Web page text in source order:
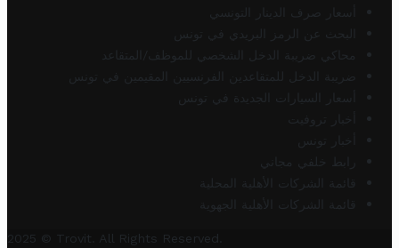
أسعار صرف الدينار التونسي
البحث عن الرمز البريدي في تونس
محاكي ضريبة الدخل الشخصي للموظف/المتقاعد
ضريبة الدخل للمتقاعدين الفرنسيين المقيمين في تونس
أسعار السيارات الجديدة في تونس
أخبار تروفيت
أخبار تونس
رابط خلفي مجاني
قائمة الشركات الأهلية المحلية
قائمة الشركات الأهلية الجهوية
2025 © Trovit. All Rights Reserved.